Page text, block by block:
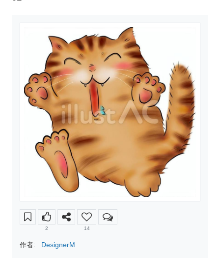
2 14
作者: DesignerM